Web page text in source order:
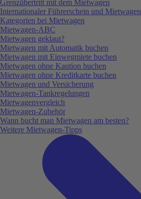
Grenzübertritt mit dem Mietwagen
Internationaler Führerschein und Mietwagen
Kategorien bei Mietwagen
Mietwagen-ABC
Mietwagen geklaut?
Mietwagen mit Automatik buchen
Mietwagen mit Einwegmiete buchen
Mietwagen ohne Kaution buchen
Mietwagen ohne Kreditkarte buchen
Mietwagen und Versicherung
Mietwagen-Tankregelungen
Mietwagenvergleich
Mietwagen-Zubehör
Wann bucht man Mietwagen am besten?
Weitere Mietwagen-Tipps